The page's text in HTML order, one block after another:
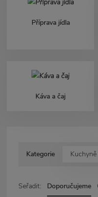
Příprava jídla
Káva a čaj
Kategorie
Seřadit: Doporučujeme